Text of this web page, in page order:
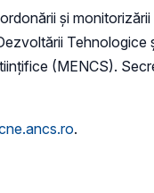
şi
(MENCS).
.